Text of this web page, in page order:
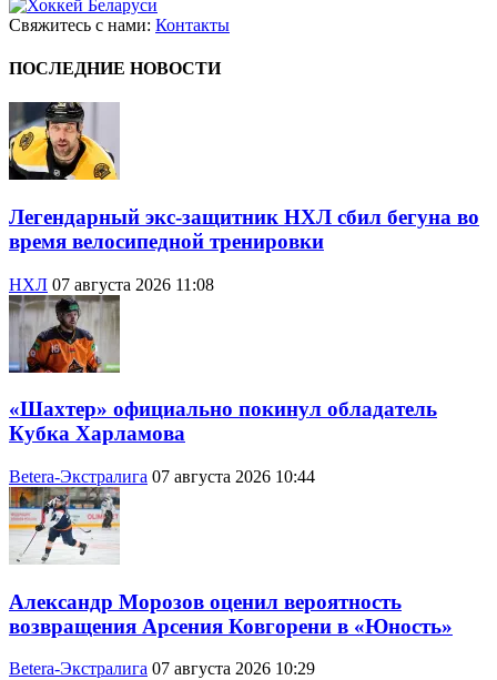
Свяжитесь с нами: Контакты
ПОСЛЕДНИЕ НОВОСТИ
Легендарный экс-защитник НХЛ сбил бегуна во
время велосипедной тренировки
НХЛ 07 августа 2026 11:08
«Шахтер» официально покинул обладатель
Кубка Харламова
Betera-Экстралига 07 августа 2026 10:44
Александр Морозов оценил вероятность
возвращения Арсения Ковгорени в «Юность»
Betera-Экстралига 07 августа 2026 10:29